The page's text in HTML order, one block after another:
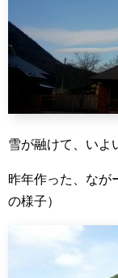
雪が融けて、いよ
昨年作った、なが
の様子）